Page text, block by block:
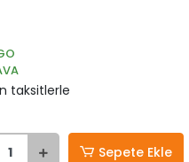
taksitlerle
Sepete Ekle